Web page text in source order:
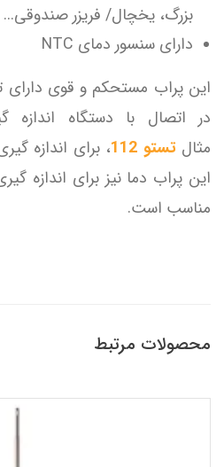
بزرگ، یخچال/ فریزر صندوقی...
دارای سنسور دمای NTC
این پراب مستحکم و قوی دارای
در اتصال با دستگاه اندازه
مثال تستو 112
، برای اندازه
این پراب دما نیز برای اندازه
مناسب است.
محصولات مرتبط